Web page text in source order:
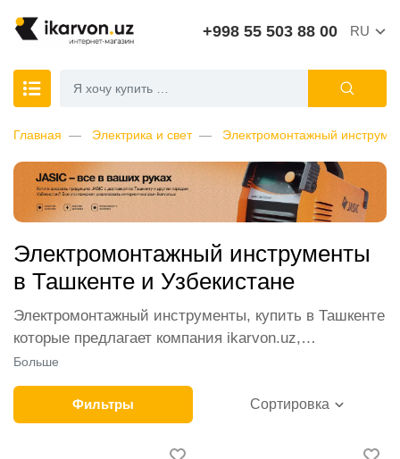
+998 55 503 88 00 RU
Главная Электрика и свет Электромонтажный
Электромонтажный инструменты
в Ташкенте и Узбекистане
Электромонтажный инструменты, купить в Ташкенте
которые предлагает компания ikarvon.uz,
пользуются широким спросом среди наших
клиентов. Мы обеспечиваем лучшие условия
продажи этой категории товара. Электромонтажный
инструменты в интернет-магазине представлены
ведущими производителями и брендами, список
Больше
Фильтры Сортировка